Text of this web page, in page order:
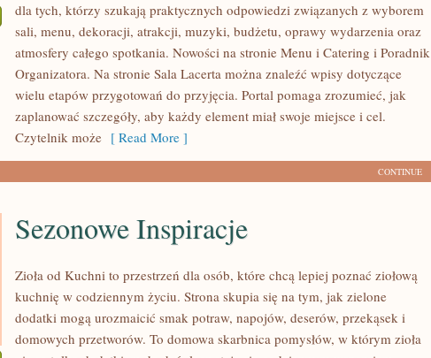
MODA
STYLIZACJA
dla tych, którzy szukają praktycznych odpowiedzi związanych z wyborem
sali, menu, dekoracji, atrakcji, muzyki, budżetu, oprawy wydarzenia oraz
atmosfery całego spotkania. Nowości na stronie Menu i Catering i Poradnik
Organizatora. Na stronie Sala Lacerta można znaleźć wpisy dotyczące
wielu etapów przygotowań do przyjęcia. Portal pomaga zrozumieć, jak
zaplanować szczegóły, aby każdy element miał swoje miejsce i cel.
Czytelnik może [ Read More ]
CONTINUE
Sezonowe Inspiracje
Zioła od Kuchni to przestrzeń dla osób, które chcą lepiej poznać ziołową
kuchnię w codziennym życiu. Strona skupia się na tym, jak zielone
dodatki mogą urozmaicić smak potraw, napojów, deserów, przekąsek i
domowych przetworów. To domowa skarbnica pomysłów, w którym zioła